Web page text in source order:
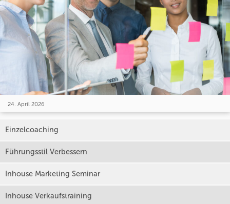
24. April 2026
Einzelcoaching
Führungsstil Verbessern
Inhouse Marketing Seminar
Inhouse Verkaufstraining